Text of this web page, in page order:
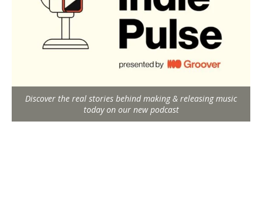
Discover the real stories behind making & releasing music
today on our new podcast